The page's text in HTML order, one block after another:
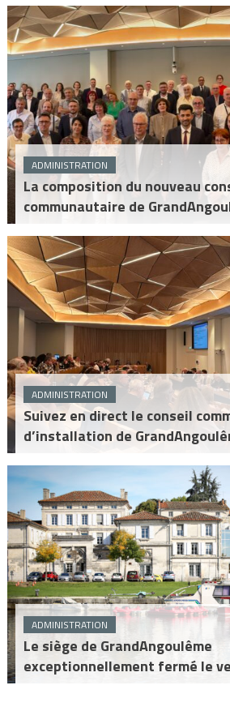
ADMINISTRATION
La composition du nouveau
communautaire de
ADMINISTRATION
Suivez en direct le conseil
d’installation de
ADMINISTRATION
Le siège de GrandAngoulême
exceptionnellement fermé le